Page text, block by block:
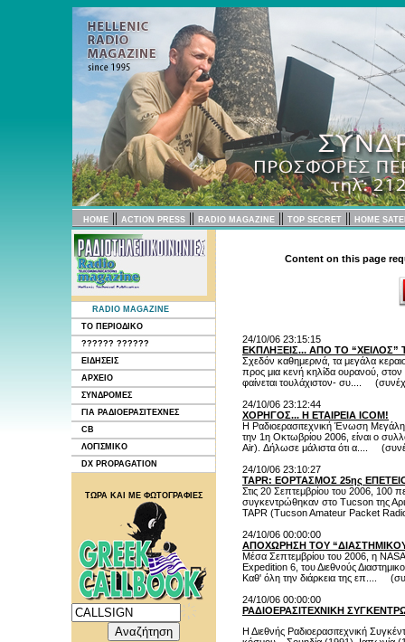
HOME || ACTION PRESS || RADIO MAGAZINE || TOP SECRET || HOME
RADIO MAGAZINE
ΤΟ ΠΕΡΙΟΔΙΚΟ
?????? ??????
ΕΙΔΗΣΕΙΣ
ΑΡΧΕΙΟ
ΣΥΝΔΡΟΜΕΣ
ΓΙΑ ΡΑΔΙΟΕΡΑΣΙΤΕΧΝΕΣ
CB
ΛΟΓΙΣΜΙΚΟ
DX PROPAGATION
ΤΩΡΑ ΚΑΙ ΜΕ ΦΩΤΟΓΡΑΦΙΕΣ
Content on this page
24/10/06 23:15:15
ΕΚΠΛΗΞΕΙΣ... ΑΠΟ ΤΟ
Σχεδόν καθημερινά, τα μεγάλα
προς μια κενή κηλίδα ουρανού,
φαίνεται τουλάχιστον- συ.... (
24/10/06 23:12:44
ΧΟΡΗΓΟΣ... Η ΕΤΑΙΡΕΙΑ ICOM!
Η Ραδιοερασιτεχνική Ένωση
την 1η Οκτωβρίου 2006, είναι ο
Air). Δήλωσε μάλιστα ότι α.... (
24/10/06 23:10:27
TAPR: ΕΟΡΤΑΣΜΟΣ 25ης
Στις 20 Σεπτεμβρίου του 2006, 100
συγκεντρώθηκαν στο Tucson της
TAPR (Tucson Amateur Packet
24/10/06 00:00:00
ΑΠΟΧΩΡΗΣΗ ΤΟΥ
Μέσα Σεπτεμβρίου του 2006, η
Expedition 6, του Διεθνούς
Καθ' όλη την διάρκεια της επ.... (
24/10/06 00:00:00
ΡΑΔΙΟΕΡΑΣΙΤΕΧΝΙΚΗ
Η Διεθνής Ραδιοερασιτεχνική